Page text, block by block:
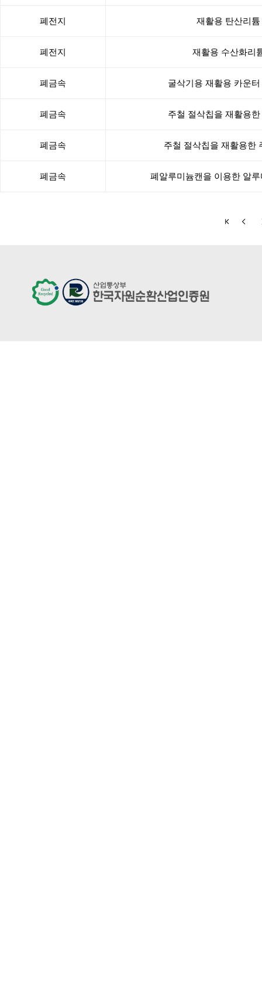
폐전지 재활용 탄산리튬
폐전지 재활용 수산화리
폐금속 굴삭기용 재활용 카운
폐금속 주철 절삭칩을 재활용
폐금속 주철 절삭칩을 재활용한
폐금속 폐알루미늄캔을 이용한 알